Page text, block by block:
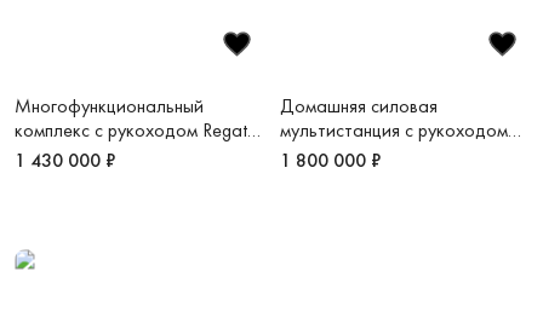
Многофункциональный
комплекс с рукоходом Regatta
Sky
1 430 000 ₽
Домашняя силовая
мультистанция с рукоходом
Power Sky
1 800 000 ₽